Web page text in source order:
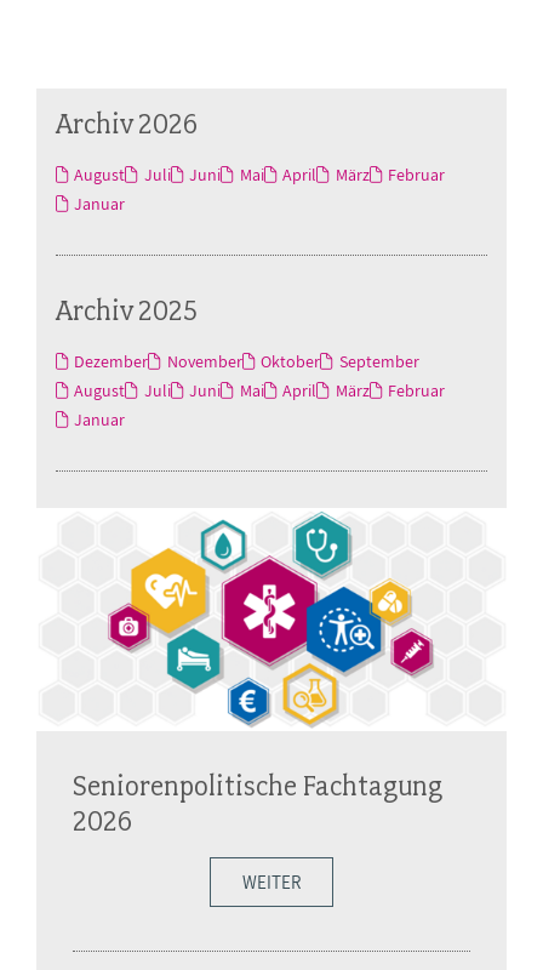
Archiv 2026
August Juli Juni Mai April März
Februar
Januar
Archiv 2025
Dezember November Oktober
September
August
Juli Juni Mai April März
Februar
Januar
Seniorenpolitische Fachtagung
2026
WEITER